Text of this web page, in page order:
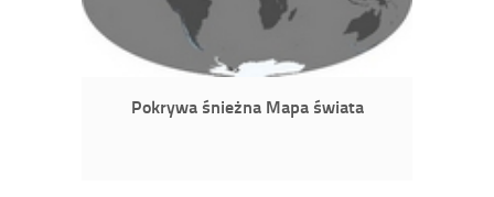
Pokrywa śnieżna Mapa świata